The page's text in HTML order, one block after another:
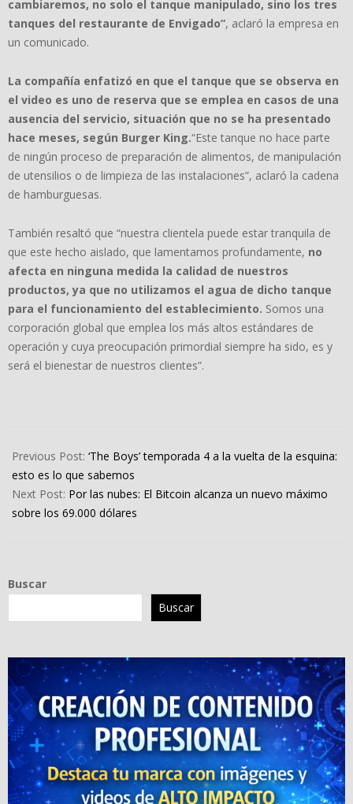
cambiaremos, no solo el tanque manipulado, sino los tres
tanques del restaurante de Envigado”, aclaró la empresa en
un comunicado.
La compañía enfatizó en que el tanque que se observa en
el video es uno de reserva que se emplea en casos de una
ausencia del servicio, situación que no se ha presentado
hace meses, según Burger King.“Este tanque no hace parte
de ningún proceso de preparación de alimentos, de manipulación
de utensilios o de limpieza de las instalaciones”, aclaró la cadena
de hamburguesas.
También resaltó que “nuestra clientela puede estar tranquila de
que este hecho aislado, que lamentamos profundamente, no
afecta en ninguna medida la calidad de nuestros
productos, ya que no utilizamos el agua de dicho tanque
para el funcionamiento del establecimiento. Somos una
corporación global que emplea los más altos estándares de
operación y cuya preocupación primordial siempre ha sido, es y
será el bienestar de nuestros clientes”.
03-
05
Previous Post: ‘The Boys’ temporada 4 a la vuelta de la esquina:
esto es lo que sabemos
Next Post: Por las nubes: El Bitcoin alcanza un nuevo máximo
sobre los 69.000 dólares
Buscar
Buscar